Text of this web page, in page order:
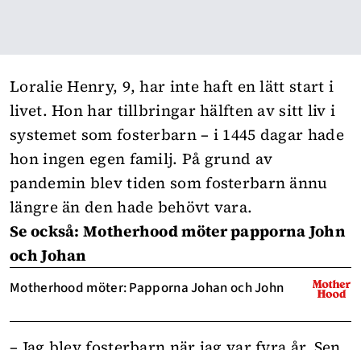
Loralie Henry, 9, har inte haft en lätt start i
livet. Hon har tillbringar hälften av sitt liv i
systemet som fosterbarn – i 1445 dagar hade
hon ingen egen familj. På grund av
pandemin blev tiden som fosterbarn ännu
längre än den hade behövt vara.
Se också: Motherhood möter papporna John
och Johan
Motherhood möter: Papporna Johan och John